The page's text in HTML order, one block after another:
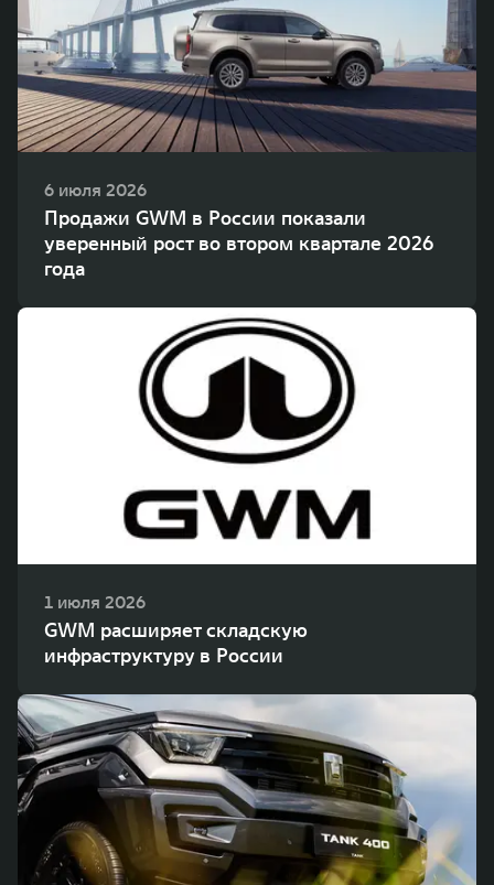
WEY 80
Масштаб возможностей
от 6 449 000 ₽
WEY 80 Лаундж
Масштаб возможностей
от 8 099 000 ₽
6 июля 2026
Продажи GWM в России показали
уверенный рост во втором квартале 2026
года
1 июля 2026
GWM расширяет складскую
инфраструктуру в России